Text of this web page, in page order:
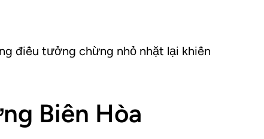
điều tưởng chừng nhỏ nhặt lại khiến
Biên Hòa